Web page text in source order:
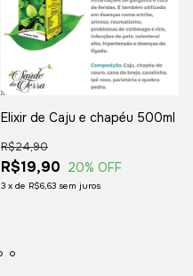
Elixir de Caju e chapéu 500ml
R$19,90
R$24,90
20% OFF
3 x de R$6,63 sem juros